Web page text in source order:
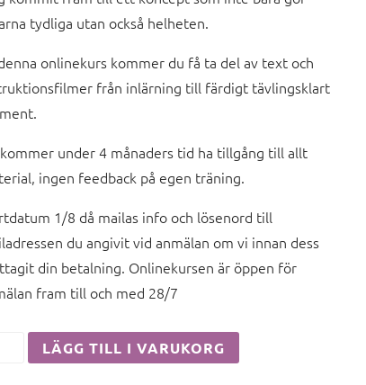
tydliga utan också helheten.
onlinekurs kommer du få ta del av text och
från inlärning till färdigt tävlingsklart
under 4 månaders tid ha tillgång till allt
ingen feedback på egen träning.
1/8 då mailas info och lösenord till
du angivit vid anmälan om vi innan dess
din betalning. Onlinekursen är öppen för
fram till och med 28/7
LÄGG TILL I VARUKORG